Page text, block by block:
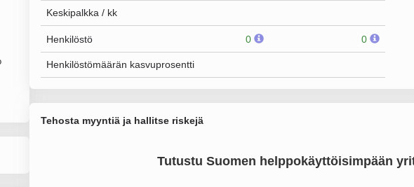
Keskipalkka / kk
Henkilöstö 0 0
Henkilöstömäärän kasvuprosentti
Tehosta myyntiä ja hallitse riskejä
Tutustu Suomen helppokäyttöisimpään